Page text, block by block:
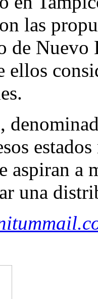
las
de
aspiran
una